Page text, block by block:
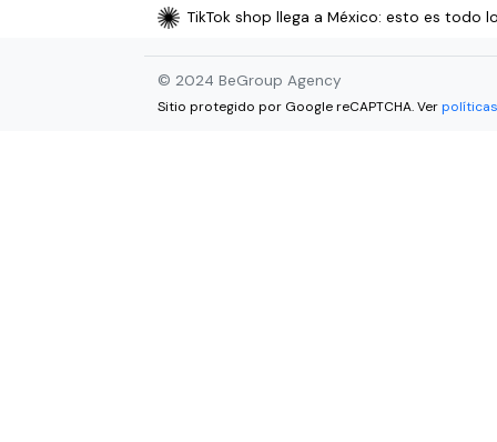
TikTok shop llega a México: esto es todo
© 2024 BeGroup Agency
Sitio protegido por Google reCAPTCHA. Ver